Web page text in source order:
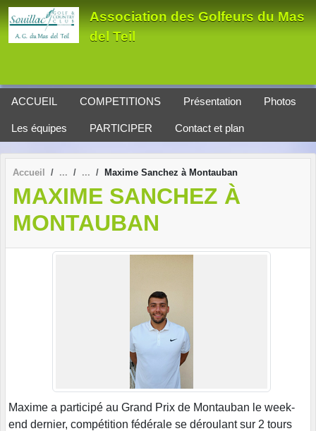
Association des Golfeurs du Mas
del Teil
ACCUEIL COMPETITIONS Présentation Photos
Les équipes PARTICIPER Contact et plan
Accueil Maxime Sanchez à Montauban
MAXIME SANCHEZ À
MONTAUBAN
Maxime a participé au Grand Prix de Montauban le week-
end dernier, compétition fédérale se déroulant sur 2 tours
Panneau de gestion des cookies